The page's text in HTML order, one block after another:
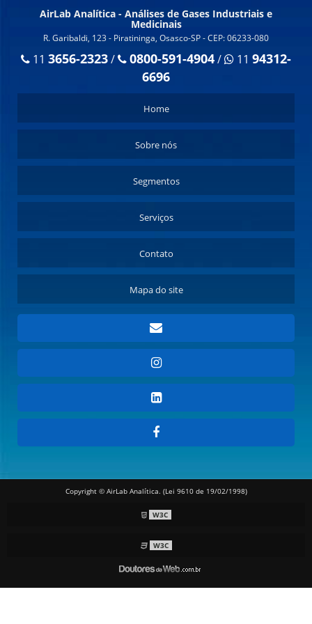
AirLab Analítica - Análises de Gases Industriais e
Medicinais
R. Garibaldi, 123 - Piratininga, Osasco-SP - CEP: 06233-080
11 3656-2323/ 0800-591-4904/ 11 94312-
6696
Home
Sobre nós
Segmentos
Serviços
Contato
Mapa do site
Copyright © AirLab Analítica. (Lei 9610 de 19/02/1998)
W3C
W3C